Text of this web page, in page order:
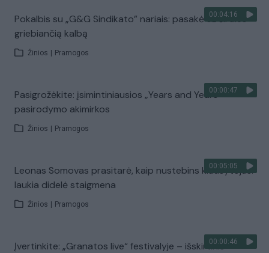
00:04:16
Pokalbis su „G&G Sindikato” nariais: pasakė už širdies
griebiančią kalbą
Žinios Pramogos
00:00:47
Pasigrožėkite: įsimintiniausios „Years and Years“
pasirodymo akimirkos
Žinios Pramogos
00:05:05
Leonas Somovas prasitarė, kaip nustebins klausytojus:
laukia didelė staigmena
Žinios Pramogos
00:00:46
Įvertinkite: „Granatos live“ festivalyje – išskirtinis